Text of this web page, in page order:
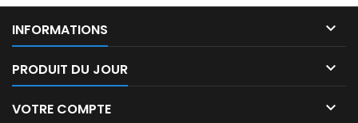
INFORMATIONS 
PRODUIT DU JOUR 
VOTRE COMPTE 